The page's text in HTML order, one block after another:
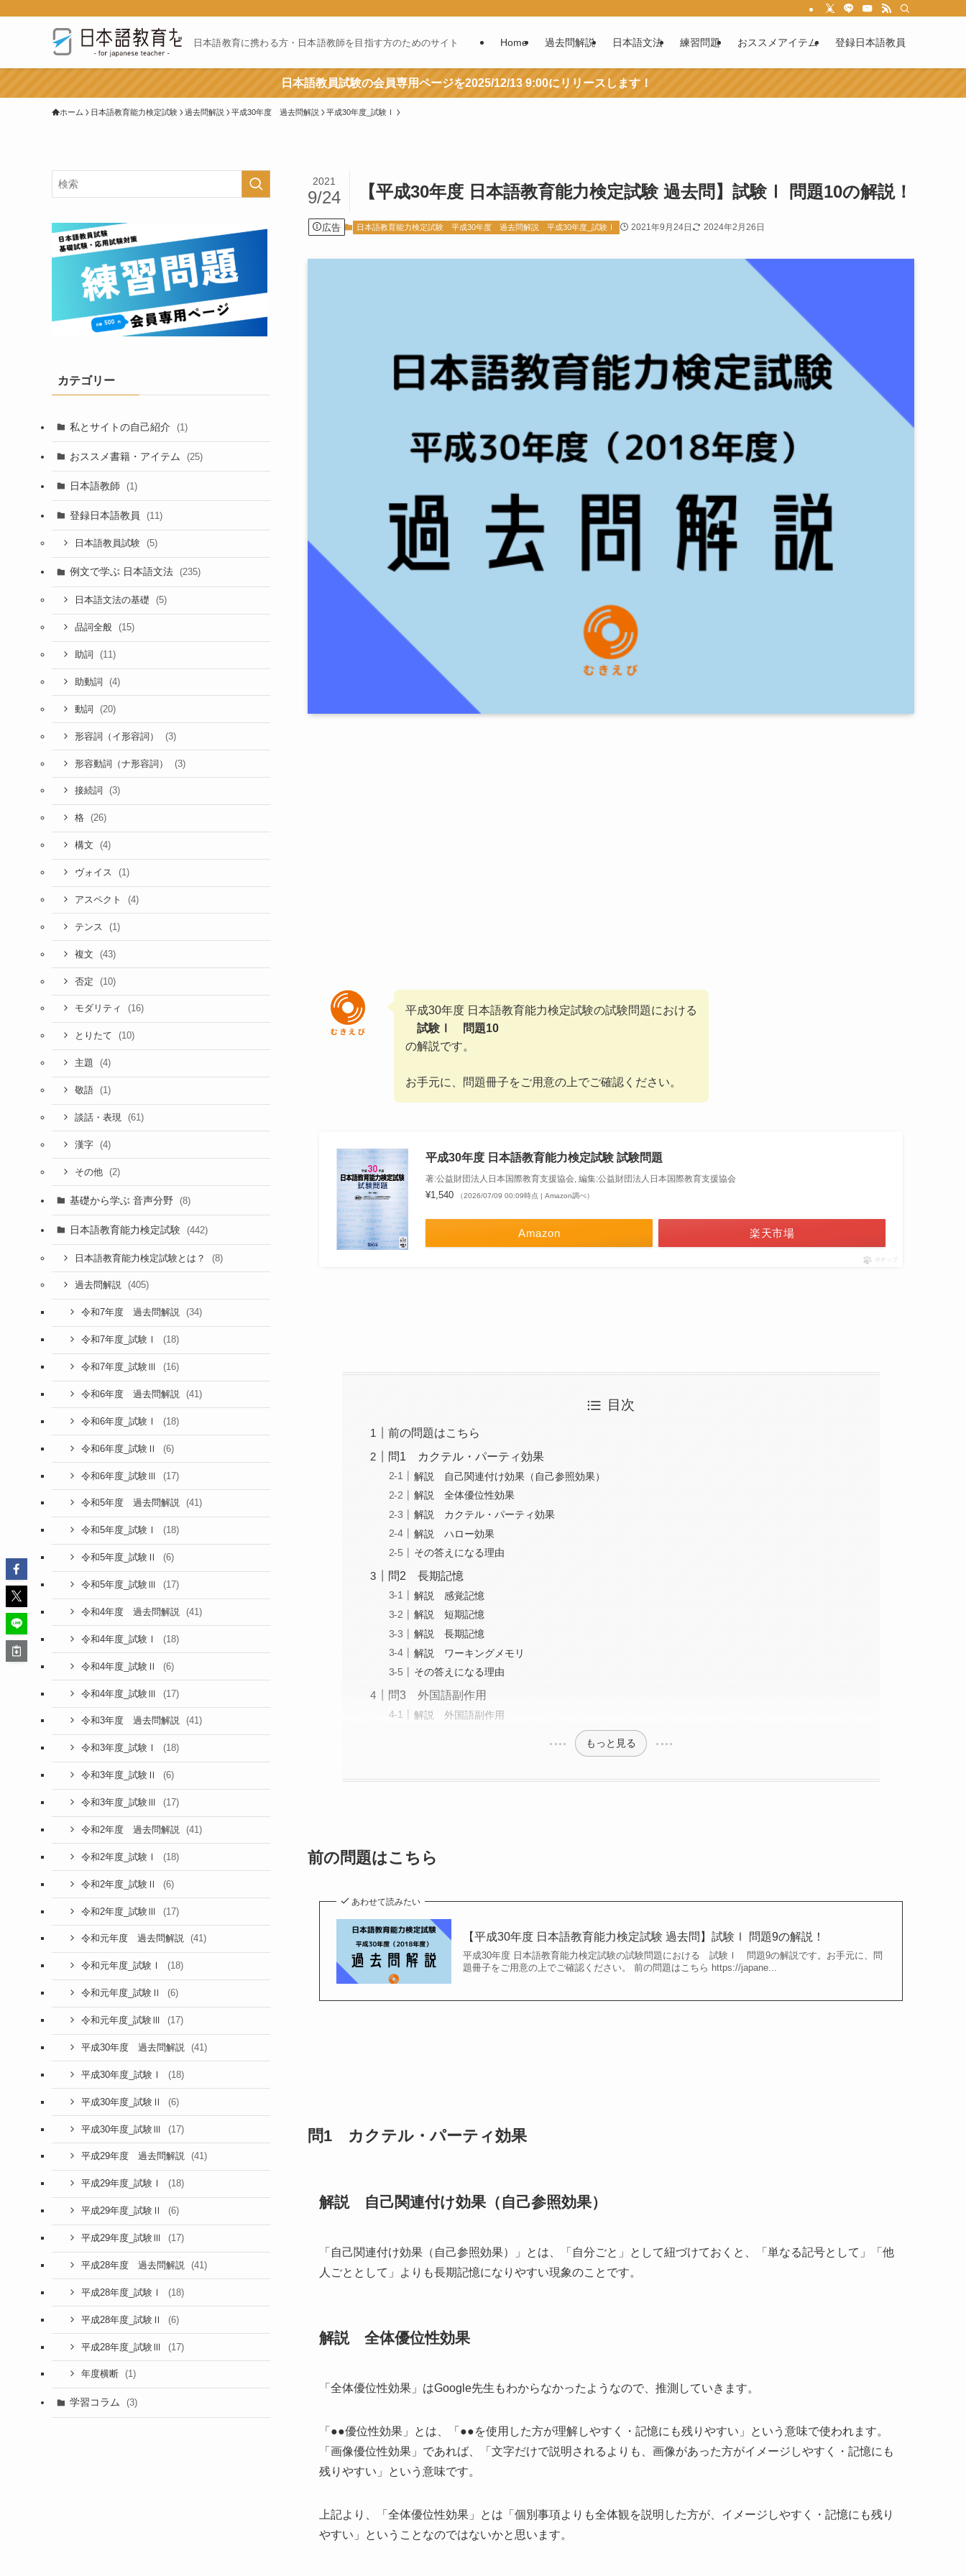
日本語教育に携わる方・日本語教師を目指す方のためのサイト Home 過去問解説 日本語文法 練習問題 おススメアイテム 登録日本語教員
日本語教員試験の会員専用ページを2025/12/13 9:00にリリースします！
ホーム 日本語教育能力検定試験 過去問解説 平成30年度 過去問解説 平成30年度_試験Ⅰ
【平成30年度 日本語教育能力検定試験 過去問】試験Ⅰ 問題10の解説！
2021
9/24
広告 日本語教育能力検定試験 平成30年度 過去問解説 平成30年度_試験Ⅰ 2021年9月24日 2024年2月26日
平成30年度 日本語教育能力検定試験の試験問題における
試験Ⅰ 問題10
の解説です。
お手元に、問題冊子をご用意の上でご確認ください。
平成30年度 日本語教育能力検定試験 試験問題
著:公益財団法人日本国際教育支援協会, 編集:公益財団法人日本国際教育支援協会
¥1,540 （2026/07/09 00:09時点 | Amazon調べ）
Amazon 楽天市場
ポチップ
目次
前の問題はこちら
問1 カクテル・パーティ効果
解説 自己関連付け効果（自己参照効果）
解説 全体優位性効果
解説 カクテル・パーティ効果
解説 ハロー効果
その答えになる理由
問2 長期記憶
解説 感覚記憶
解説 短期記憶
解説 長期記憶
解説 ワーキングメモリ
その答えになる理由
問3 外国語副作用
解説 外国語副作用
もっと見る
前の問題はこちら
あわせて読みたい
【平成30年度 日本語教育能力検定試験 過去問】試験Ⅰ 問題9の解説！
平成30年度 日本語教育能力検定試験の試験問題における 試験Ⅰ 問題9の解説です。お手元に、問
題冊子をご用意の上でご確認ください。 前の問題はこちら https://japane...
問1 カクテル・パーティ効果
解説 自己関連付け効果（自己参照効果）
「自己関連付け効果（自己参照効果）」 とは、
「自分ごと」として紐づけておくと、「単なる記号として」「他
人ごととして」よりも長期記憶になりやすい現象のことです。
解説 全体優位性効果
「全体優位性効果」 はGoogle先生もわからなかったようなので、推測していきます。
「●●優位性効果」とは、「●●を使用した方が理解しやすく・記憶にも残りやすい」という意味で使われます。
「画像優位性効果」であれば、「文字だけで説明されるよりも、画像があった方がイメージしやすく・記憶にも
残りやすい」という意味です。
上記より、「全体優位性効果」とは 「個別事項よりも全体観を説明した方が、イメージしやすく・記憶にも残り
やすい」
ということなのではないかと思います。
カテゴリー
私とサイトの自己紹介 (1)
おススメ書籍・アイテム (25)
日本語教師 (1)
登録日本語教員 (11)
日本語教員試験 (5)
例文で学ぶ 日本語文法 (235)
日本語文法の基礎 (5)
品詞全般 (15)
助詞 (11)
助動詞 (4)
動詞 (20)
形容詞（イ形容詞） (3)
形容動詞（ナ形容詞） (3)
接続詞 (3)
格 (26)
構文 (4)
ヴォイス (1)
アスペクト (4)
テンス (1)
複文 (43)
否定 (10)
モダリティ (16)
とりたて (10)
主題 (4)
敬語 (1)
談話・表現 (61)
漢字 (4)
その他 (2)
基礎から学ぶ 音声分野 (8)
日本語教育能力検定試験 (442)
日本語教育能力検定試験とは？ (8)
過去問解説 (405)
令和7年度 過去問解説 (34)
令和7年度_試験Ⅰ (18)
令和7年度_試験Ⅲ (16)
令和6年度 過去問解説 (41)
令和6年度_試験Ⅰ (18)
令和6年度_試験Ⅱ (6)
令和6年度_試験Ⅲ (17)
令和5年度 過去問解説 (41)
令和5年度_試験Ⅰ (18)
令和5年度_試験Ⅱ (6)
令和5年度_試験Ⅲ (17)
令和4年度 過去問解説 (41)
令和4年度_試験Ⅰ (18)
令和4年度_試験Ⅱ (6)
令和4年度_試験Ⅲ (17)
令和3年度 過去問解説 (41)
令和3年度_試験Ⅰ (18)
令和3年度_試験Ⅱ (6)
令和3年度_試験Ⅲ (17)
令和2年度 過去問解説 (41)
令和2年度_試験Ⅰ (18)
令和2年度_試験Ⅱ (6)
令和2年度_試験Ⅲ (17)
令和元年度 過去問解説 (41)
令和元年度_試験Ⅰ (18)
令和元年度_試験Ⅱ (6)
令和元年度_試験Ⅲ (17)
平成30年度 過去問解説 (41)
平成30年度_試験Ⅰ (18)
平成30年度_試験Ⅱ (6)
平成30年度_試験Ⅲ (17)
平成29年度 過去問解説 (41)
平成29年度_試験Ⅰ (18)
平成29年度_試験Ⅱ (6)
平成29年度_試験Ⅲ (17)
平成28年度 過去問解説 (41)
平成28年度_試験Ⅰ (18)
平成28年度_試験Ⅱ (6)
平成28年度_試験Ⅲ (17)
年度横断 (1)
学習コラム (3)